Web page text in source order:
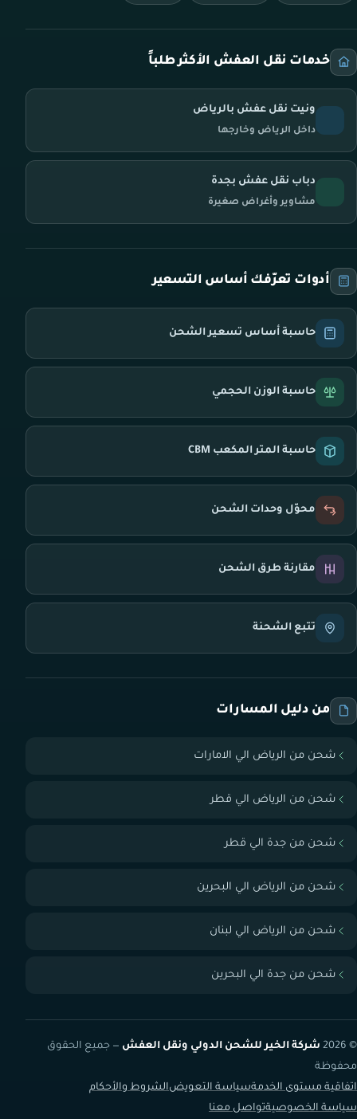
خدمات نقل العفش الأكثر طلباً
ونيت نقل عفش بالرياض
داخل الرياض وخارجها
دباب نقل عفش بجدة
مشاوير وأغراض صغيرة
أدوات تعرّفك أساس التسعير
حاسبة أساس تسعير الشحن
حاسبة الوزن الحجمي
حاسبة المتر المكعب CBM
محوّل وحدات الشحن
مقارنة طرق الشحن
تتبع الشحنة
من دليل المسارات
شحن من الرياض الي الامارات
شحن من الرياض الي قطر
شحن من جدة الي قطر
شحن من الرياض الي البحرين
شحن من الرياض الي لبنان
شحن من جدة الي البحرين
© 2026 شركة الخير للشحن الدولي ونقل العفش — جميع الحقوق
محفوظة
اتفاقية مستوى الخدمةسياسة التعويضالشروط والأحكام
سياسة الخصوصيةتواصل معنا